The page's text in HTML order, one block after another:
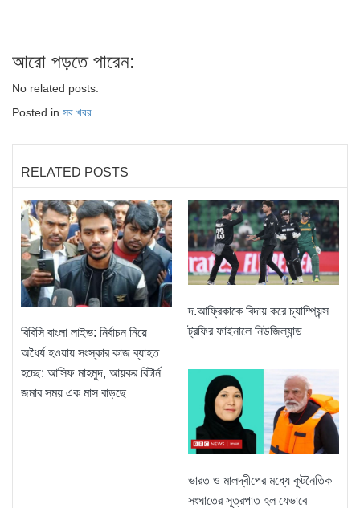
আরো পড়তে পারেন:
No related posts.
Posted in সব খবর
RELATED POSTS
বিবিসি বাংলা লাইভ: নির্বাচন নিয়ে
অধৈর্য হওয়ায় সংস্কার কাজ ব্যাহত
হচ্ছে: আসিফ মাহমুদ, আয়কর রিটার্ন
জমার সময় এক মাস বাড়ছে
দ.আফ্রিকাকে বিদায় করে চ্যাম্পিয়ন্স
ট্রফির ফাইনালে নিউজিল্যান্ড
ভারত ও মালদ্বীপের মধ্যে কূটনৈতিক
সংঘাতের সূত্রপাত হল যেভাবে